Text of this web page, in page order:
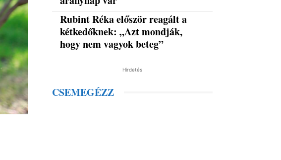
Rubint Réka először reagált a
kétkedőknek: „Azt mondják,
hogy nem vagyok beteg”
Hirdetés
CSEMEGÉZZ